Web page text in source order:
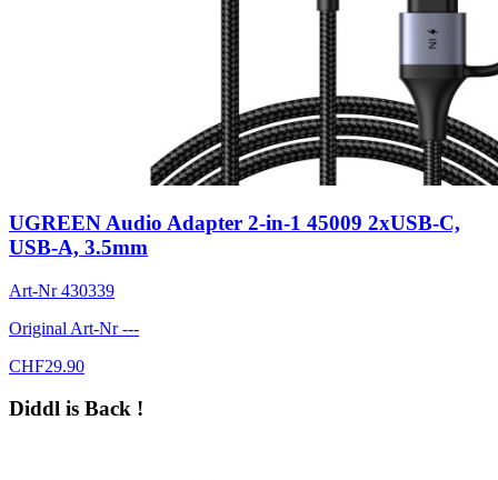
UGREEN Audio Adapter 2-in-1 45009 2xUSB-C,
USB-A, 3.5mm
Art-Nr430339
Original Art-Nr---
CHF29.90
Diddl is Back !